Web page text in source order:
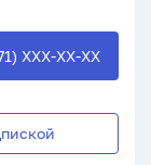
XXX-XX-XX